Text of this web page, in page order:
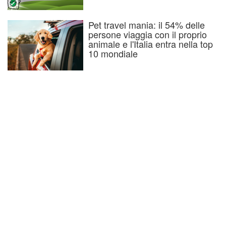
Pet travel mania: il 54% delle
persone viaggia con il proprio
animale e l'Italia entra nella top
10 mondiale